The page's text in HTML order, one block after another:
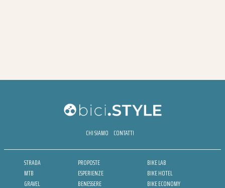
CHI SIAMO CONTATTI
STRADA
MTB
GRAVEL
PROPOSTE
ESPERIENZE
BENESSERE
BIKE LAB
BIKE HOTEL
BIKE ECONOMY